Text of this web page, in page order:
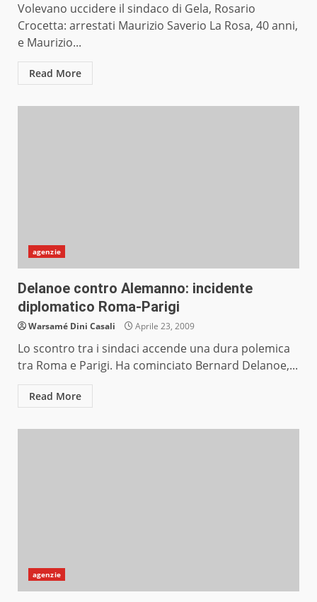
Volevano uccidere il sindaco di Gela, Rosario
Crocetta: arrestati Maurizio Saverio La Rosa, 40 anni,
e Maurizio...
Read More
agenzie
Delanoe contro Alemanno: incidente
diplomatico Roma-Parigi
Warsamé Dini Casali Aprile 23, 2009
Lo scontro tra i sindaci accende una dura polemica
tra Roma e Parigi. Ha cominciato Bernard Delanoe,...
Read More
agenzie